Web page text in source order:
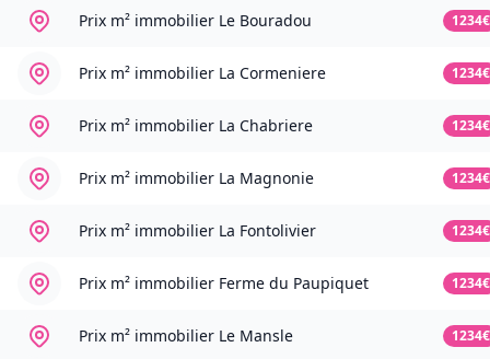
Prix m² immobilier Le Bouradou 1234€
Prix m² immobilier La Cormeniere 1234€
Prix m² immobilier La Chabriere 1234€
Prix m² immobilier La Magnonie 1234€
Prix m² immobilier La Fontolivier 1234€
Prix m² immobilier Ferme du Paupiquet 1234€
Prix m² immobilier Le Mansle 1234€